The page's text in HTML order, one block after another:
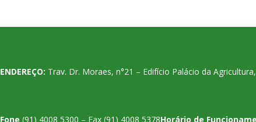
ENDEREÇO: Trav. Dr. Moraes, n°21 – Edifício Palácio da
Fone (91) 4008 5300 – Fax (91) 4008 5378Horário de